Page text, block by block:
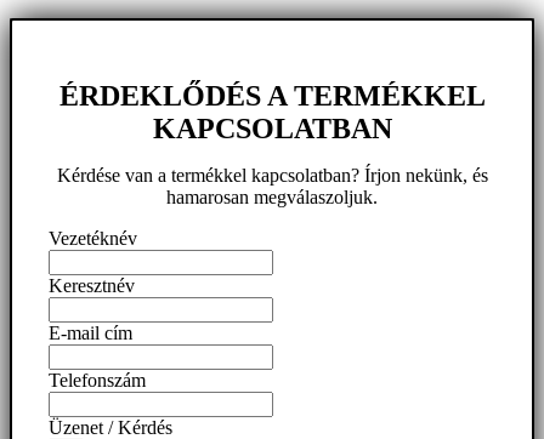
ÉRDEKLŐDÉS A TERMÉKKEL
KAPCSOLATBAN
Kérdése van a termékkel kapcsolatban? Írjon nekünk, és
hamarosan megválaszoljuk.
Vezetéknév
Keresztnév
E-mail cím
Telefonszám
Üzenet / Kérdés